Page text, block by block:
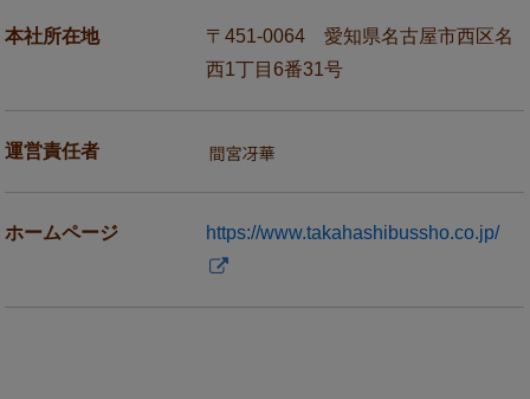
本社所在地
〒451-0064 愛知県名古屋市西区名
西1丁目6番31号
運営責任者
ホームページ https://www.takahashibussho.co.jp/